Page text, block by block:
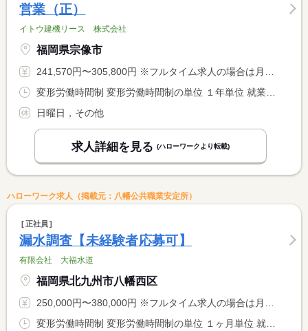
営業（正）
イトウ建機リース 株式会社
福岡県宗像市
241,570円〜305,800円 ※フルタイム求人の場合は月額（換算額）、パート求人の場合は時間額を表示しています。
日曜日，その他
求人詳細を見る (ハローワークより転載)
ハローワーク求人（掲載元：八幡公共職業安定所）
正社員
漏水調査【未経験者応募可】
有限会社 大福水道
福岡県北九州市八幡西区
250,000円〜380,000円 ※フルタイム求人の場合は月額（換算額）、パート求人の場合は時間額を表示しています。